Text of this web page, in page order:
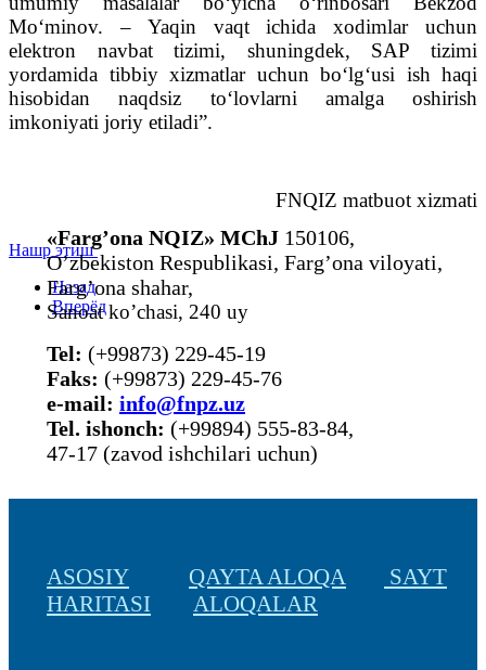
Mo‘minov. – Yaqin vaqt ichida xodimlar uchun
elektron navbat tizimi, shuningdek, SAP tizimi
yordamida tibbiy xizmatlar uchun bo‘lg‘usi ish haqi
hisobidan naqdsiz to‘lovlarni amalga oshirish
imkoniyati joriy etiladi”.
FNQIZ matbuot xizmati
Нашр этиш
Назад
Вперёд
«Farg’ona NQIZ» MChJ 150106,
O’zbekiston Respublikasi, Farg’ona viloyati,
Farg’ona shahar,
Sanoat ko’chasi, 240 uy
Tel: (+99873) 229-45-19
Faks: (+99873) 229-45-76
е-mail: info@fnpz.uz
Tel. ishonch: (+99894) 555-83-84,
47-17 (zavod ishchilari uchun)
ASOSIY QAYTA ALOQA
SAYT
HARITASI
ALOQALAR